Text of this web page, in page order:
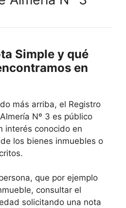
Simple y qué
en
más arriba, el Registro
Nº 3 es público
interés conocido en
los bienes inmuebles o
que por ejemplo
consultar el
solicitando una nota